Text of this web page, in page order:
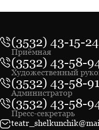
(3532) 43-15-24
Приёмная
(3532) 43-58-
Художественный
(3532) 43-58-91
Администратор
(3532) 43-58-
Пресс-секретарь